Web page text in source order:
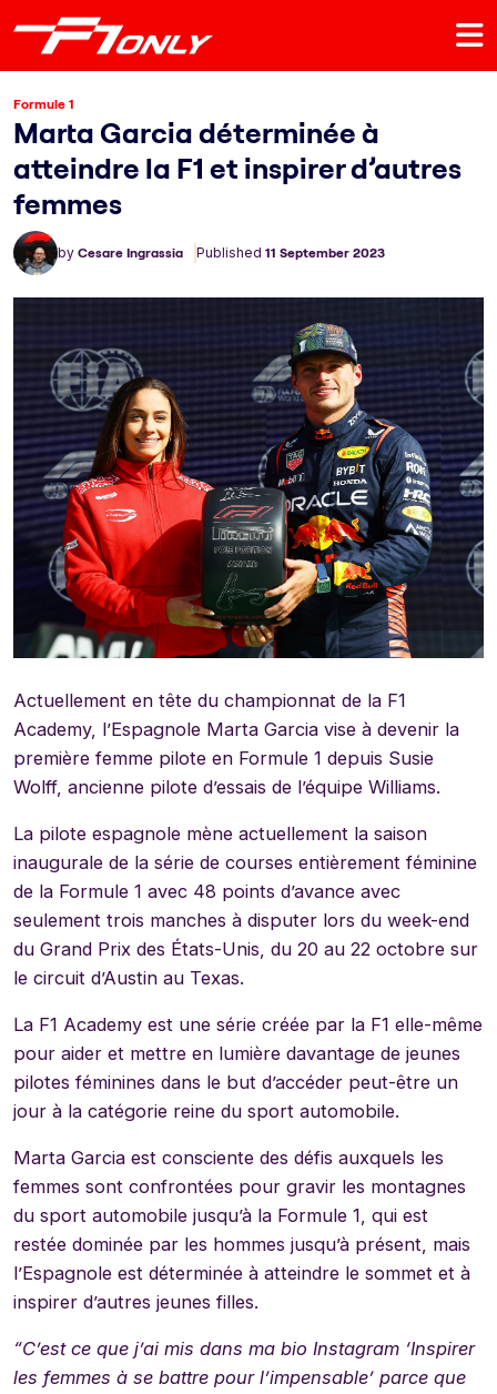
Formule 1
Marta Garcia déterminée à
atteindre la F1 et inspirer d’autres
femmes
by Cesare Ingrassia Published 11 September 2023
Actuellement en tête du championnat de la F1
Academy, l’Espagnole Marta Garcia vise à devenir la
première femme pilote en Formule 1 depuis Susie
Wolff, ancienne pilote d’essais de l’équipe Williams.
La pilote espagnole mène actuellement la saison
inaugurale de la série de courses entièrement féminine
de la Formule 1 avec 48 points d’avance avec
seulement trois manches à disputer lors du week-end
du Grand Prix des États-Unis, du 20 au 22 octobre sur
le circuit d’Austin au Texas.
La F1 Academy est une série créée par la F1 elle-même
pour aider et mettre en lumière davantage de jeunes
pilotes féminines dans le but d’accéder peut-être un
jour à la catégorie reine du sport automobile.
Marta Garcia est consciente des défis auxquels les
femmes sont confrontées pour gravir les montagnes
du sport automobile jusqu’à la Formule 1, qui est
restée dominée par les hommes jusqu’à présent, mais
l’Espagnole est déterminée à atteindre le sommet et à
inspirer d’autres jeunes filles.
“C’est ce que j’ai mis dans ma bio Instagram ‘Inspirer
les femmes à se battre pour l’impensable’ parce que